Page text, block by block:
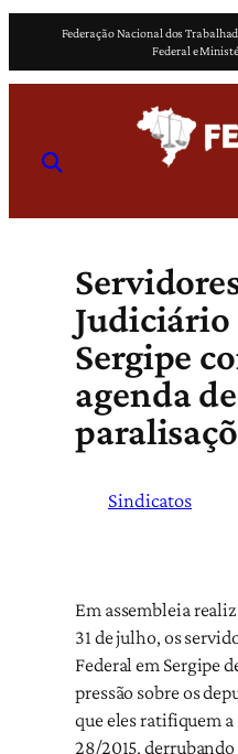
o
Federação Nacional dos
Federal e
Judiciário
Sergipe
agenda de
Sindicatos
Em assembleia
31 de julho, os
Federal em Sergipe
pressão sobre os
que eles ratifiquem a
28/2015,